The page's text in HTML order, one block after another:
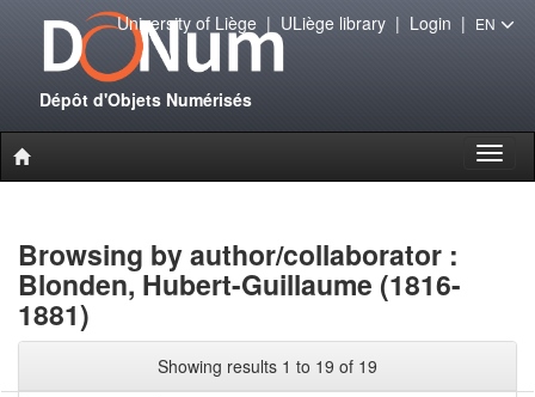
Dépôt d'Objets Numérisés
University of Liège| ULiège library| Login | EN
Browsing by author/collaborator :
Blonden, Hubert-Guillaume (1816-
1881)
Showing results 1 to 19 of 19